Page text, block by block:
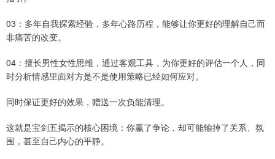
03：多年自我探索经验，多年心路历程，能够让你更好的理解自己而
非痛苦的改变。
04：擅长男性女性思维，通过客观工具，为你更好的评估一个人，同
时分析情感里面对方是不是使用策略已经如何应对。
同时保证更好的效果，赠送一次负能清理。
这就是宝剑五揭示的核心困境：你赢了争论，却可能输掉了关系、氛
围，甚至自己内心的平静。